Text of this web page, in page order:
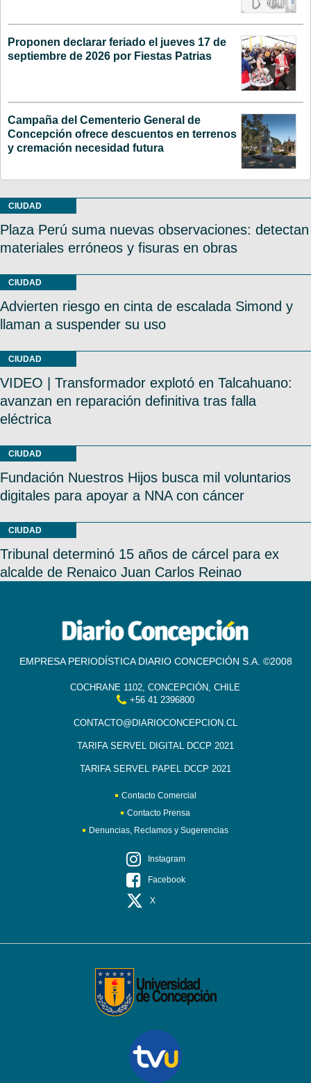
Proponen declarar feriado el jueves 17 de
septiembre de 2026 por Fiestas Patrias
Campaña del Cementerio General de
Concepción ofrece descuentos en terrenos
y cremación necesidad futura
CIUDAD
Plaza Perú suma nuevas observaciones: detectan
materiales erróneos y fisuras en obras
CIUDAD
Advierten riesgo en cinta de escalada Simond y
llaman a suspender su uso
CIUDAD
VIDEO | Transformador explotó en Talcahuano:
avanzan en reparación definitiva tras falla
eléctrica
CIUDAD
Fundación Nuestros Hijos busca mil voluntarios
digitales para apoyar a NNA con cáncer
CIUDAD
Tribunal determinó 15 años de cárcel para ex
alcalde de Renaico Juan Carlos Reinao
EMPRESA PERIODÍSTICA DIARIO CONCEPCIÓN S.A. ©2008
COCHRANE 1102, CONCEPCIÓN, CHILE
+56 41 2396800
CONTACTO@DIARIOCONCEPCION.CL
TARIFA SERVEL DIGITAL DCCP 2021
TARIFA SERVEL PAPEL DCCP 2021
Contacto Comercial
Contacto Prensa
Denuncias, Reclamos y Sugerencias
Instagram
Facebook
X